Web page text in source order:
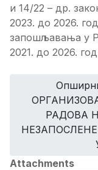
и 14/22 – др.
2023. до 2026.
запошљавања у
2021. до 2026.
РАДОВА
Attachments